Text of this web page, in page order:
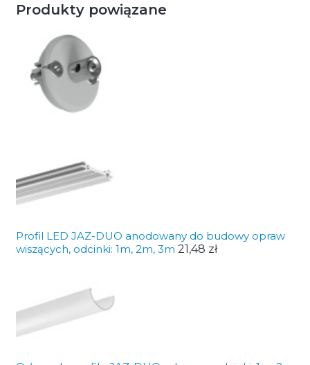
Produkty powiązane
Profil LED JAZ-DUO anodowany do budowy opraw
wiszących, odcinki: 1m, 2m, 3m 21,48 zł